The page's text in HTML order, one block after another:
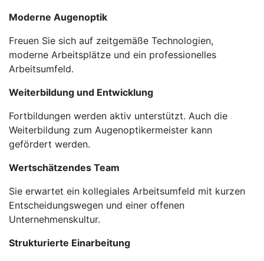
Moderne Augenoptik
Freuen Sie sich auf zeitgemäße Technologien,
moderne Arbeitsplätze und ein professionelles
Arbeitsumfeld.
Weiterbildung und Entwicklung
Fortbildungen werden aktiv unterstützt. Auch die
Weiterbildung zum Augenoptikermeister kann
gefördert werden.
Wertschätzendes Team
Sie erwartet ein kollegiales Arbeitsumfeld mit kurzen
Entscheidungswegen und einer offenen
Unternehmenskultur.
Strukturierte Einarbeitung